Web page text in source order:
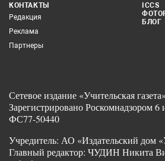
КОНТАКТЫ
Редакция
Реклама
Партнеры
ICCS
БЛОГ
Сетевое издание «Учительская
Зарегистрировано Роскомнадзором
ФС77-50440
Учредитель: АО «Издательский дом
Главный редактор: ЧУДИН Никита